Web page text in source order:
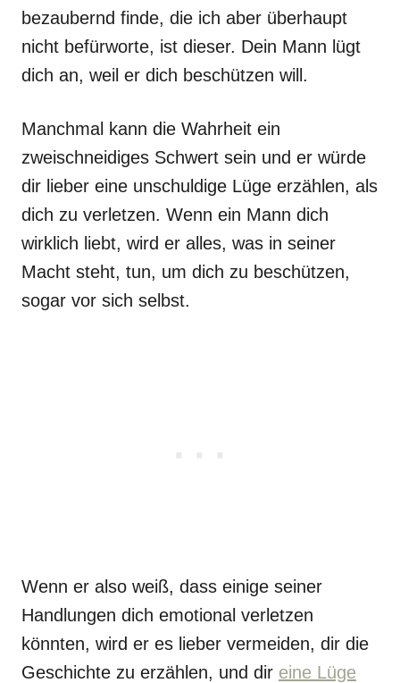
bezaubernd finde, die ich aber überhaupt
nicht befürworte, ist dieser. Dein Mann lügt
dich an, weil er dich beschützen will.
Manchmal kann die Wahrheit ein
zweischneidiges Schwert sein und er würde
dir lieber eine unschuldige Lüge erzählen, als
dich zu verletzen. Wenn ein Mann dich
wirklich liebt, wird er alles, was in seiner
Macht steht, tun, um dich zu beschützen,
sogar vor sich selbst.
Wenn er also weiß, dass einige seiner
Handlungen dich emotional verletzen
könnten, wird er es lieber vermeiden, dir die
Geschichte zu erzählen, und dir eine Lüge